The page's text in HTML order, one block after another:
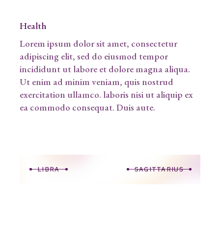
Health
Lorem ipsum dolor sit amet, consectetur
adipiscing elit, sed do eiusmod tempor
incididunt ut labore et dolore magna aliqua.
Ut enim ad minim veniam, quis nostrud
exercitation ullamco. laboris nisi ut aliquip ex
ea commodo consequat. Duis aute.
LIBRA SAGITTARIUS